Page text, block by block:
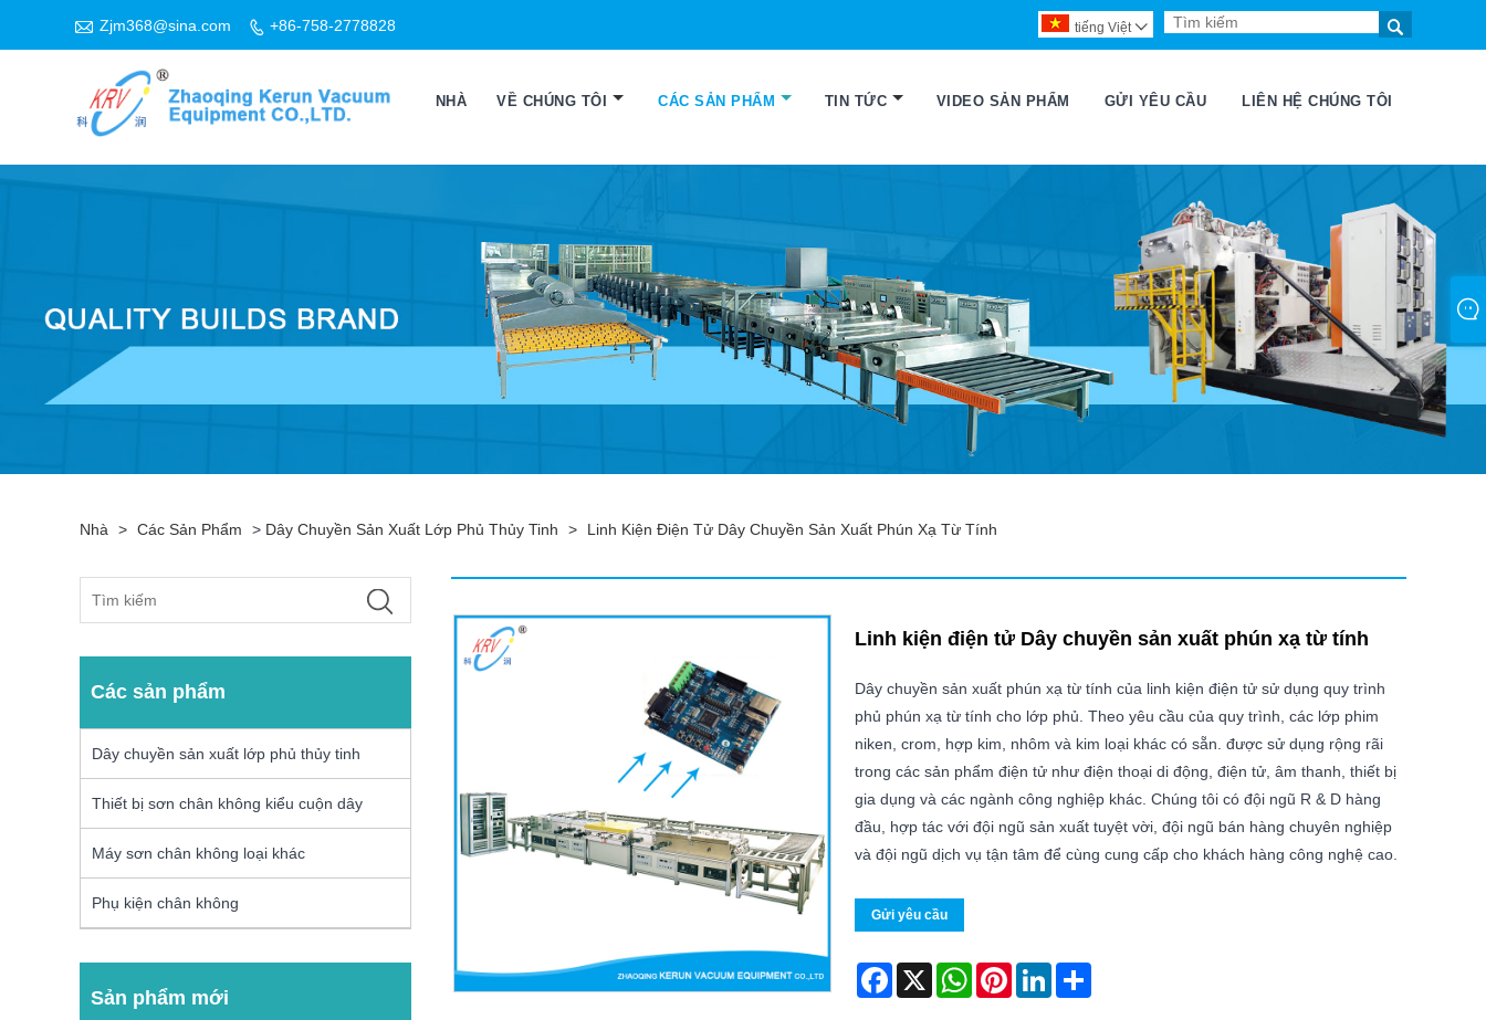
 Zjm368@sina.com  +86-758-2778828 
tiếng Việt 
NHÀ VỀ CHÚNG TÔI CÁC SẢN PHẨM TIN TỨC VIDEO SẢN PHẨM GỬI YÊU CẦU LIÊN HỆ CHÚNG TÔI
Nhà > Các Sản Phẩm > Dây Chuyền Sản Xuất Lớp Phủ Thủy Tinh > Linh Kiện Điện Tử Dây Chuyền Sản Xuất Phún Xạ Từ Tính
Các sản phẩm
Dây chuyền sản xuất lớp phủ thủy tinh
Thiết bị sơn chân không kiểu cuộn dây
Máy sơn chân không loại khác
Phụ kiện chân không
Sản phẩm mới
Linh kiện điện tử Dây chuyền sản xuất phún xạ từ tính
Dây chuyền sản xuất phún xạ từ tính của linh kiện điện tử sử dụng quy trình
phủ phún xạ từ tính cho lớp phủ. Theo yêu cầu của quy trình, các lớp phim
niken, crom, hợp kim, nhôm và kim loại khác có sẵn. được sử dụng rộng rãi
trong các sản phẩm điện tử như điện thoại di động, điện tử, âm thanh, thiết bị
gia dụng và các ngành công nghiệp khác. Chúng tôi có đội ngũ R & D hàng
đầu, hợp tác với đội ngũ sản xuất tuyệt vời, đội ngũ bán hàng chuyên nghiệp
và đội ngũ dịch vụ tận tâm để cùng cung cấp cho khách hàng công nghệ cao.
Gửi yêu cầu
Facebook
X WhatsAppPinterestLinkedInShare